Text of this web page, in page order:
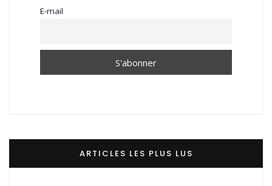
E-mail
ARTICLES LES PLUS LUS